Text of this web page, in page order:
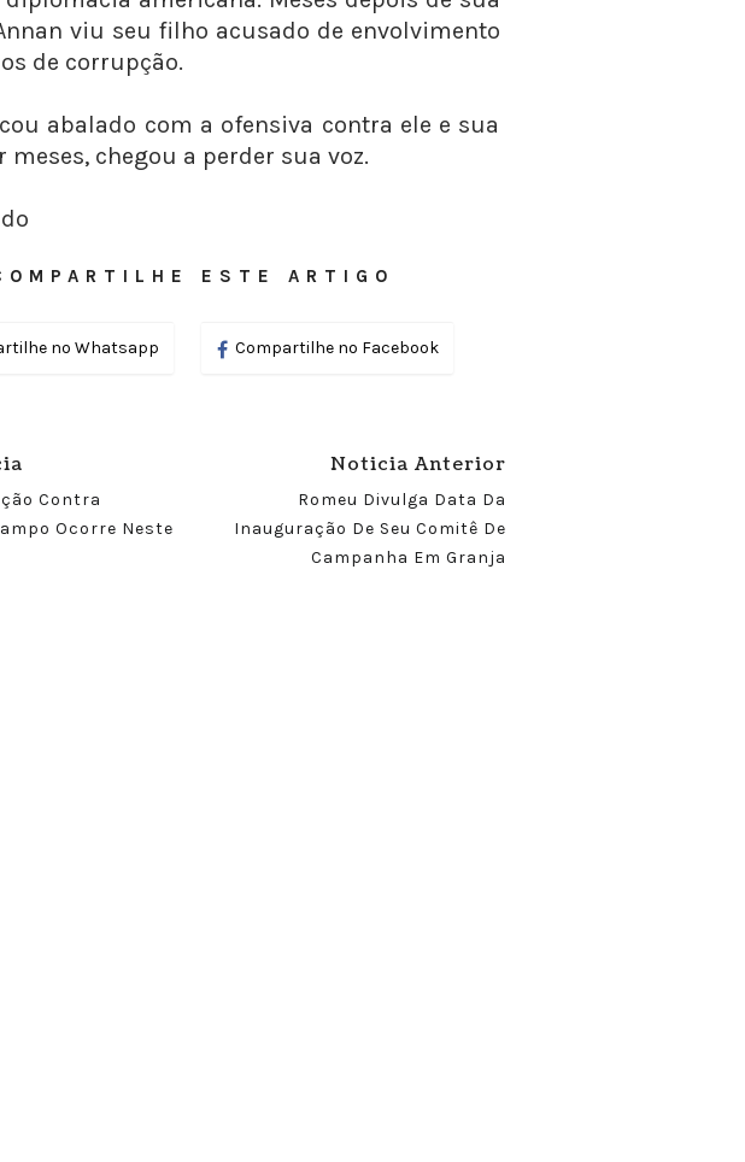
viu seu filho acusado de envolvimento
de corrupção.
abalado com a ofensiva contra ele e sua
meses, chegou a perder sua voz.
ESTE ARTIGO
no Whatsapp Compartilhe no Facebook
Contra
Ocorre Neste
Noticia Anterior
Romeu Divulga Data Da
Inauguração De Seu Comitê De
Campanha Em Granja